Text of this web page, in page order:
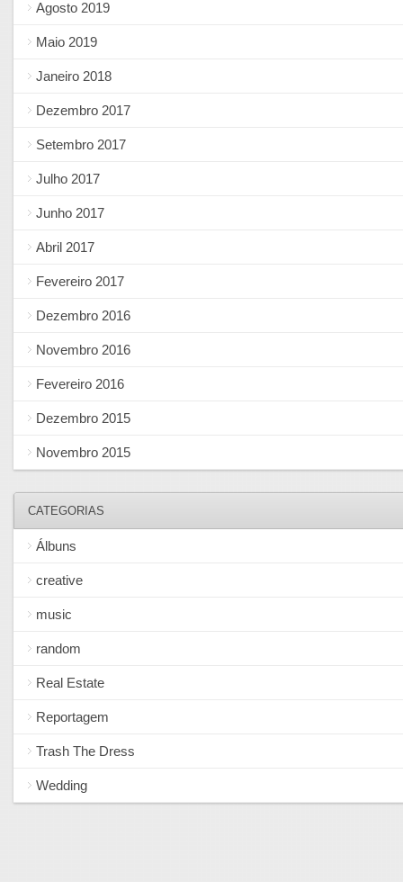
Agosto 2019
Maio 2019
Janeiro 2018
Dezembro 2017
Setembro 2017
Julho 2017
Junho 2017
Abril 2017
Fevereiro 2017
Dezembro 2016
Novembro 2016
Fevereiro 2016
Dezembro 2015
Novembro 2015
CATEGORIAS
Álbuns
creative
music
random
Real Estate
Reportagem
Trash The Dress
Wedding